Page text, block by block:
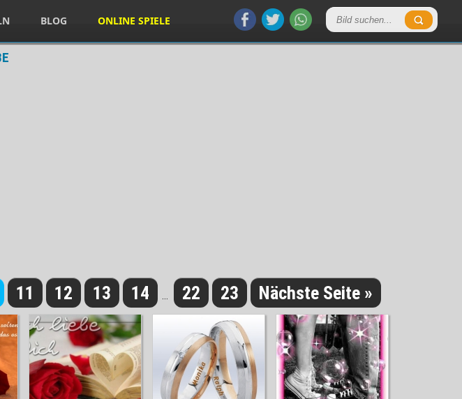
BLOG ONLINE SPIELE
11 12 13 14 22 23 Nächste Seite »